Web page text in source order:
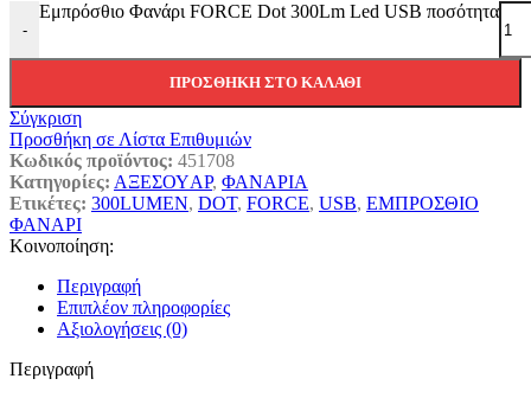
-
Εμπρόσθιο Φανάρι FORCE Dot 300Lm Led USB ποσότητα
ΠΡΟΣΘΉΚΗ ΣΤΟ ΚΑΛΆΘΙ
Σύγκριση
Προσθήκη σε Λίστα Επιθυμιών
Κωδικός προϊόντος: 451708
Κατηγορίες: ΑΞΕΣΟΥAΡ, ΦΑΝΑΡΙΑ
Ετικέτες: 300LUMEN, DOT, FORCE, USB, ΕΜΠΡΟΣΘΙΟ
ΦΑΝΑΡΙ
Κοινοποίηση:
Περιγραφή
Επιπλέον πληροφορίες
Αξιολογήσεις (0)
Περιγραφή